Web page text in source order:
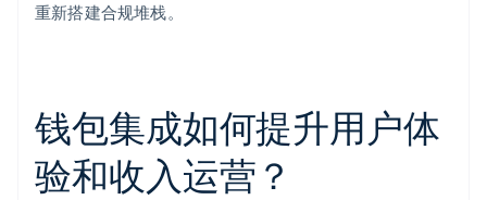
重新搭建合规堆栈。
钱包集成如何提升用户体
验和收入运营？